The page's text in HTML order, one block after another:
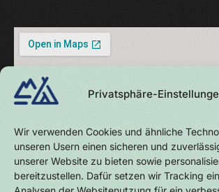
Privatsphäre-
Wir verwenden Cookies und ähnliche
unseren Usern einen sicheren und
unserer Website zu bieten sowie
bereitzustellen. Dafür setzen wir Tracking